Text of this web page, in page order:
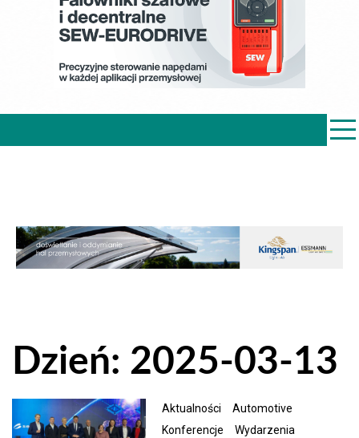
PRZEMYSŁ
Dzień: 2025-03-13
Aktualności
Automotive
Konferencje
Wydarzenia